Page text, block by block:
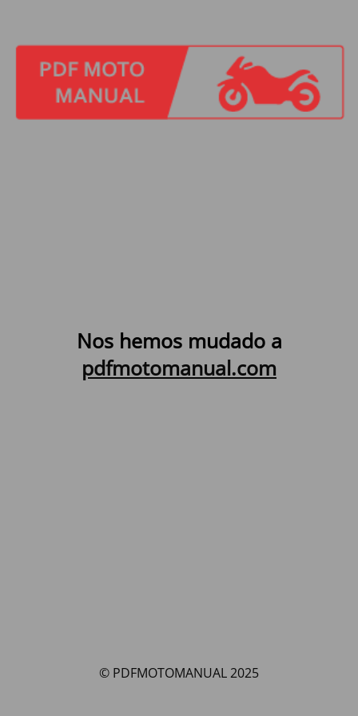
Nos hemos mudado a
pdfmotomanual.com
© PDFMOTOMANUAL 2025